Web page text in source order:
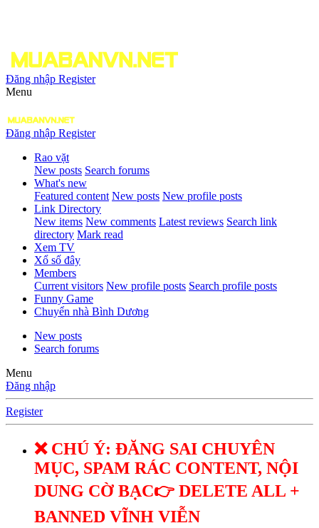
Đăng nhập Register
Menu
Đăng nhập Register
Rao vặt
New posts Search forums
What's new
Featured content New posts New profile posts
Link Directory
New items New comments Latest reviews Search link
directory Mark read
Xem TV
Xổ số đây
Members
Current visitors New profile posts Search profile posts
Funny Game
Chuyển nhà Bình Dương
New posts
Search forums
Menu
Đăng nhập
Register
❌ CHÚ Ý: ĐĂNG SAI CHUYÊN
MỤC, SPAM RÁC CONTENT, NỘI
DUNG CỜ BẠC👉 DELETE ALL +
BANNED VĨNH VIỄN